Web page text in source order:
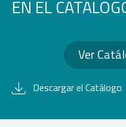
EN EL
Ver
Descargar el Catálogo